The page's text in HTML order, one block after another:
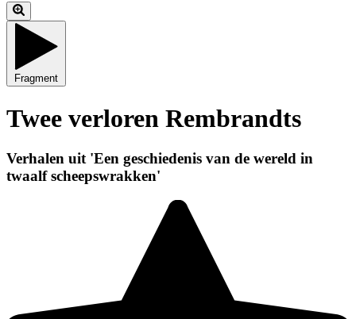
Fragment
Twee verloren Rembrandts
Verhalen uit 'Een geschiedenis van de wereld in
twaalf scheepswrakken'